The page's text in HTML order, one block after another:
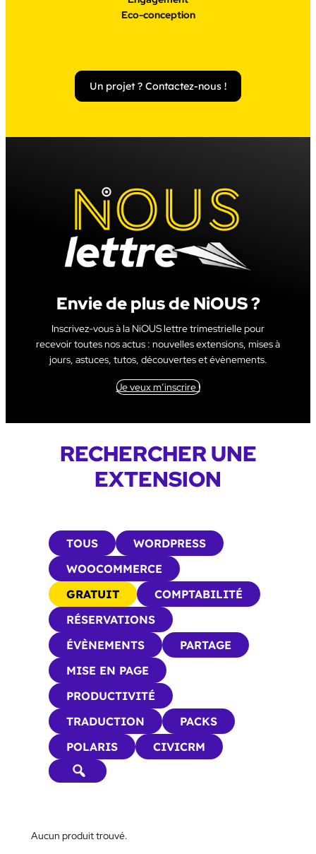
Eco-conception
Un projet ? Contactez-nous !
Envie de plus de NiOUS ?
Inscrivez-vous à la NiOUS lettre trimestrielle pour
recevoir toutes nos actus : nouvelles extensions, mises à
jours, astuces, tutos, découvertes et évènements.
Je veux m’inscrire !
RECHERCHER UNE
EXTENSION
TOUS
WORDPRESS
WOOCOMMERCE
GRATUIT
COMPTABILITÉ
RÉSERVATIONS
ÉVÈNEMENTS
PARTAGE
MISE EN PAGE
PRODUCTIVITÉ
TRADUCTION
PACKS
POLARIS
CIVICRM
Aucun produit trouvé.